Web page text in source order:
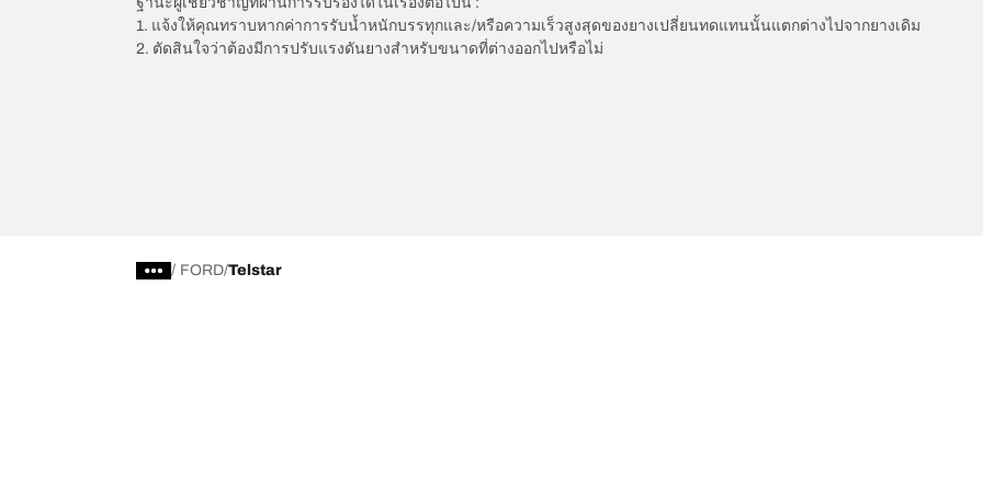
1. แจ้งให้คุณทราบหากค่าการรับน้ำหนักบรรทุกและ/หรือความเร็วสูงสุดของยางเปลี่ยนทดแทนนั้นแตกต่างไปจากยางเดิม
2. ตัดสินใจว่าต้องมีการปรับแรงดันยางสำหรับขนาดที่ต่างออกไปหรือไม่
/ FORD Telstar